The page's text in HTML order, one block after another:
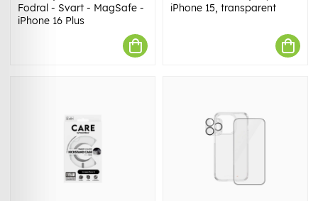
Fodral - Svart - MagSafe -
iPhone 16 Plus
iPhone 15, transparent